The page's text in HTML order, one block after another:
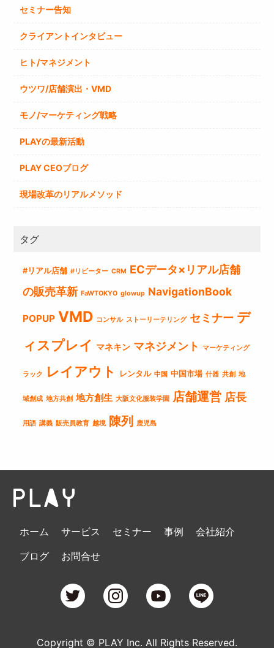
セミナー告知
クライアントインタビュー
ヒト/マネジメント
ウツワ/店舗演出・VMD
モノ/マーケティング戦略
PLAYの最新活動
PLAY CEOブログ
現場改革のリアルメソッド
タグ
#リアル店舗 #リピーター CRM ECデータ×リアル店舗
の販売革新 FaWTOKYO glowup NavigationBook
POPUP VMD コンサル ストーリーテリング セミナー デ
ィスプレイ マネキン マネジメント マーケティング
ラック レイアウト レンタル 中国 中国市場 什器 共創 地
域創成 地方共創 地方創生 大阪文化服装学園 店舗運営 店長
用語 講義 販売員教育 越境 陳列 鹿児島
ホーム サービス セミナー 事例
会社紹介
ブログ
お問合せ
Copyright © PLAY Inc. All Rights Reserved.